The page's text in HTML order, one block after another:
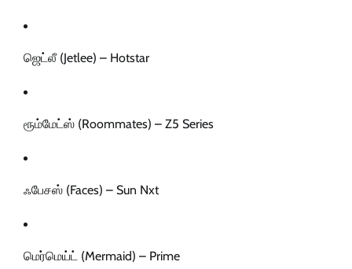
ஜெட்லீ (Jetlee) – Hotstar
ரூம்மேட்ஸ் (Roommates) – Z5 Series
ஃபேசஸ் (Faces) – Sun Nxt
மெர்மெய்ட் (Mermaid) – Prime